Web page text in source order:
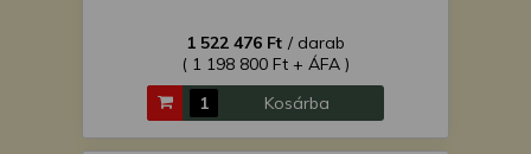
1 522 476 Ft / darab
( 1 198 800 Ft + ÁFA )
Kosárba